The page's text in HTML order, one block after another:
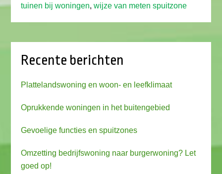
tuinen bij woningen,wijze van meten spuitzone
Recente berichten
Plattelandswoning en woon- en leefklimaat
Oprukkende woningen in het buitengebied
Gevoelige functies en spuitzones
Omzetting bedrijfswoning naar burgerwoning? Let
goed op!